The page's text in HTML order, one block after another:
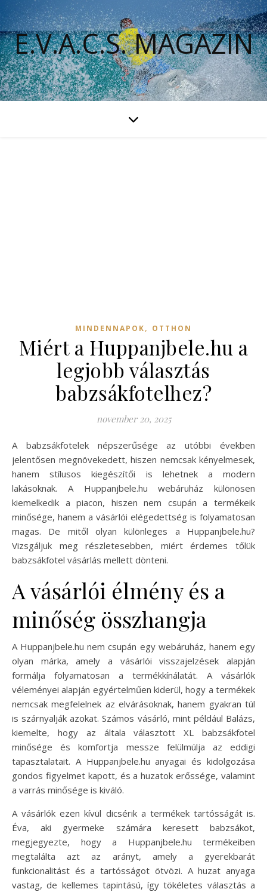
E.V.A.C.S. MAGAZIN
MINDENNAPOK, OTTHON
Miért a Huppanjbele.hu a
legjobb választás
babzsákfotelhez?
november 20, 2025
A babzsákfotelek népszerűsége az utóbbi években
jelentősen megnövekedett, hiszen nemcsak kényelmesek,
hanem stílusos kiegészítői is lehetnek a modern
lakásoknak. A Huppanjbele.hu webáruház különösen
kiemelkedik a piacon, hiszen nem csupán a termékeik
minősége, hanem a vásárlói elégedettség is folyamatosan
magas. De mitől olyan különleges a Huppanjbele.hu?
Vizsgáljuk meg részletesebben, miért érdemes tőlük
babzsákfotel vásárlás mellett dönteni.
A vásárlói élmény és a
minőség összhangja
A Huppanjbele.hu nem csupán egy webáruház, hanem egy
olyan márka, amely a vásárlói visszajelzések alapján
formálja folyamatosan a termékkínálatát. A vásárlók
véleményei alapján egyértelműen kiderül, hogy a termékek
nemcsak megfelelnek az elvárásoknak, hanem gyakran túl
is szárnyalják azokat. Számos vásárló, mint például Balázs,
kiemelte, hogy az általa választott XL babzsákfotel
minősége és komfortja messze felülmúlja az eddigi
tapasztalatait. A Huppanjbele.hu anyagai és kidolgozása
gondos figyelmet kapott, és a huzatok erőssége, valamint
a varrás minősége is kiváló.
A vásárlók ezen kívül dicsérik a termékek tartósságát is.
Éva, aki gyermeke számára keresett babzsákot,
megjegyezte, hogy a Huppanjbele.hu termékeiben
megtalálta azt az arányt, amely a gyerekbarát
funkcionalitást és a tartósságot ötvözi. A huzat anyaga
vastag, de kellemes tapintású, így tökéletes választás a